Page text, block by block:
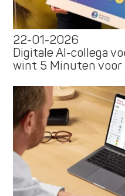
22-01-2026
Digitale AI-collega
wint 5 Minuten voor